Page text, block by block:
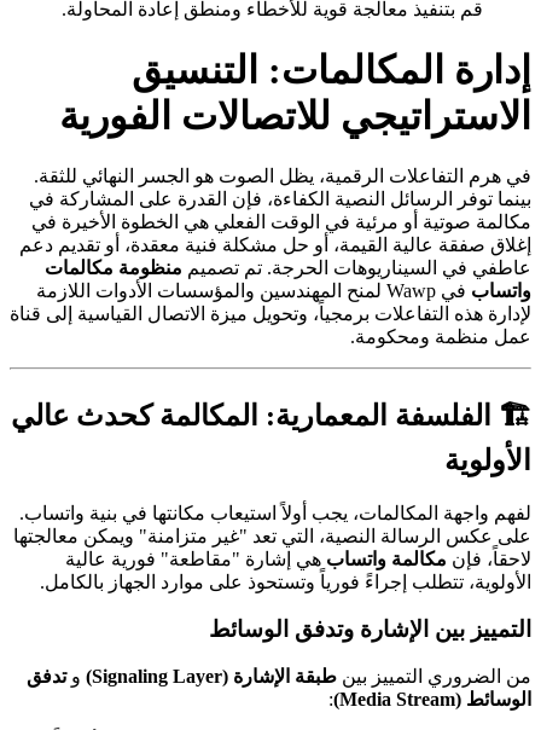
قم بتنفيذ معالجة قوية للأخطاء ومنطق إعادة المحاولة.
إدارة المكالمات: التنسيق
الاستراتيجي للاتصالات الفورية
في هرم التفاعلات الرقمية، يظل الصوت هو الجسر النهائي للثقة.
بينما توفر الرسائل النصية الكفاءة، فإن القدرة على المشاركة في
مكالمة صوتية أو مرئية في الوقت الفعلي هي الخطوة الأخيرة في
إغلاق صفقة عالية القيمة، أو حل مشكلة فنية معقدة، أو تقديم دعم
عاطفي في السيناريوهات الحرجة. تم تصميم منظومة مكالمات
واتساب
في Wawp لمنح المهندسين والمؤسسات الأدوات اللازمة
لإدارة هذه التفاعلات برمجياً، وتحويل ميزة الاتصال القياسية إلى قناة
عمل منظمة ومحكومة.
🏗️ الفلسفة المعمارية: المكالمة كحدث عالي
الأولوية
لفهم واجهة المكالمات، يجب أولاً استيعاب مكانتها في بنية واتساب.
على عكس الرسالة النصية، التي تعد "غير متزامنة" ويمكن معالجتها
لاحقاً، فإن مكالمة واتساب هي إشارة "مقاطعة" فورية عالية
الأولوية، تتطلب إجراءً فورياً وتستحوذ على موارد الجهاز بالكامل.
التمييز بين الإشارة وتدفق الوسائط
من الضروري التمييز بين طبقة الإشارة (Signaling Layer) وتدفق
الوسائط (Media Stream)
: